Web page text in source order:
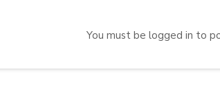
You must be logged in to